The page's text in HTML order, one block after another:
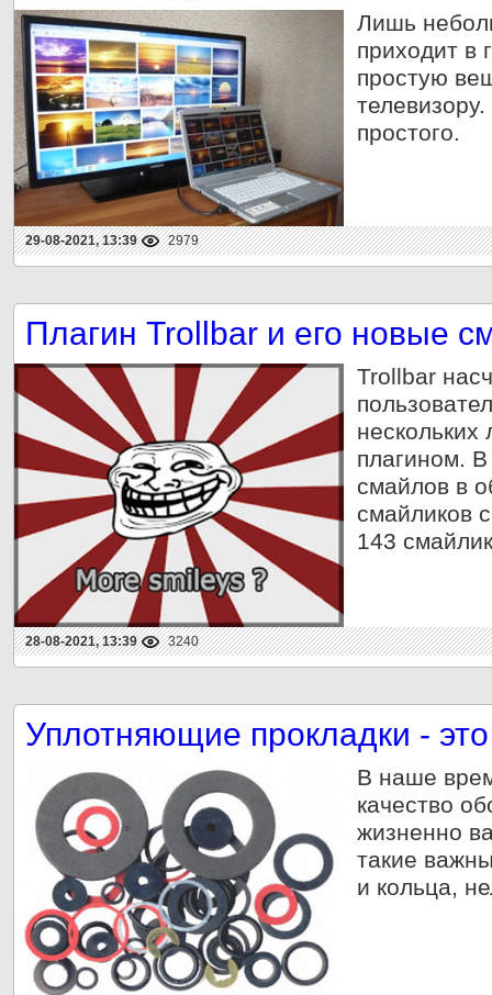
Лишь
приходит в
простую
простого.
29-08-2021, 13:39 2979
Плагин Trollbar и его новые
Trollbar
нескольких
плагином.
смайлов в
смайликов
143
28-08-2021, 13:39 3240
Уплотняющие прокладки -
В наше
качество
жизненно
такие
и кольца,